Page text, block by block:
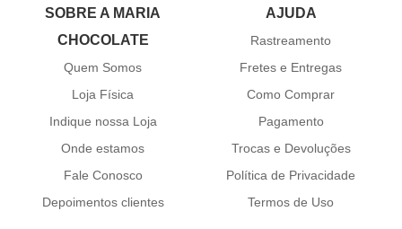
SOBRE A MARIA
CHOCOLATE
Quem Somos
Loja Física
Indique nossa Loja
Onde estamos
Fale Conosco
Depoimentos clientes
AJUDA
Rastreamento
Fretes e Entregas
Como Comprar
Pagamento
Trocas e Devoluções
Política de Privacidade
Termos de Uso